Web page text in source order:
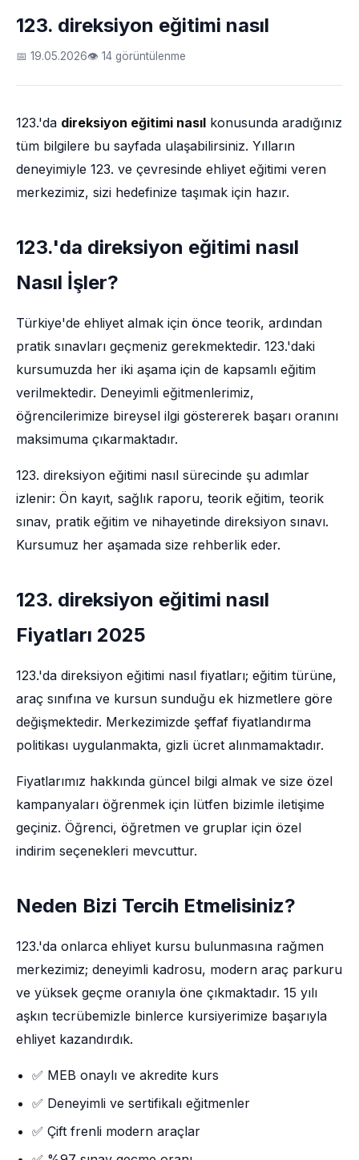
123. direksiyon eğitimi nasıl
📅 19.05.2026👁 14 görüntülenme
123.'da direksiyon eğitimi nasıl konusunda aradığınız
tüm bilgilere bu sayfada ulaşabilirsiniz. Yılların
deneyimiyle 123. ve çevresinde ehliyet eğitimi veren
merkezimiz, sizi hedefinize taşımak için hazır.
123.'da direksiyon eğitimi nasıl
Nasıl İşler?
Türkiye'de ehliyet almak için önce teorik, ardından
pratik sınavları geçmeniz gerekmektedir. 123.'daki
kursumuzda her iki aşama için de kapsamlı eğitim
verilmektedir. Deneyimli eğitmenlerimiz,
öğrencilerimize bireysel ilgi göstererek başarı oranını
maksimuma çıkarmaktadır.
123. direksiyon eğitimi nasıl sürecinde şu adımlar
izlenir: Ön kayıt, sağlık raporu, teorik eğitim, teorik
sınav, pratik eğitim ve nihayetinde direksiyon sınavı.
Kursumuz her aşamada size rehberlik eder.
123. direksiyon eğitimi nasıl
Fiyatları 2025
123.'da direksiyon eğitimi nasıl fiyatları; eğitim türüne,
araç sınıfına ve kursun sunduğu ek hizmetlere göre
değişmektedir. Merkezimizde şeffaf fiyatlandırma
politikası uygulanmakta, gizli ücret alınmamaktadır.
Fiyatlarımız hakkında güncel bilgi almak ve size özel
kampanyaları öğrenmek için lütfen bizimle iletişime
geçiniz. Öğrenci, öğretmen ve gruplar için özel
indirim seçenekleri mevcuttur.
Neden Bizi Tercih Etmelisiniz?
123.'da onlarca ehliyet kursu bulunmasına rağmen
merkezimiz; deneyimli kadrosu, modern araç parkuru
ve yüksek geçme oranıyla öne çıkmaktadır. 15 yılı
aşkın tecrübemizle binlerce kursiyerimize başarıyla
ehliyet kazandırdık.
✅ MEB onaylı ve akredite kurs
✅ Deneyimli ve sertifikalı eğitmenler
✅ Çift frenli modern araçlar